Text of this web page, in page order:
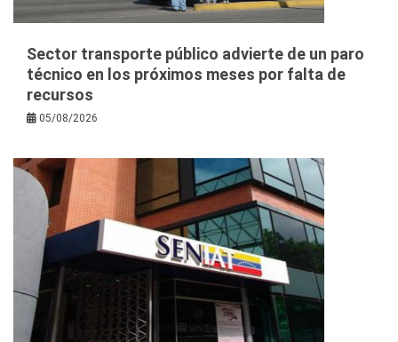
Sector transporte público advierte de un paro
técnico en los próximos meses por falta de
recursos
05/08/2026